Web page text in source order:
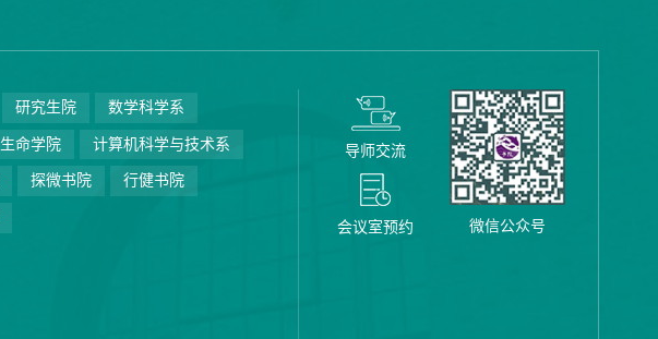
研究生院
数学科学系
生命学院
计算机科学与技术系
探微书院
行健书院
导师交流
会议室预约 微信公众号